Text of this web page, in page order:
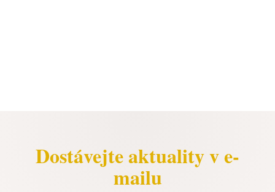
Dostávejte aktuality v e-
mailu